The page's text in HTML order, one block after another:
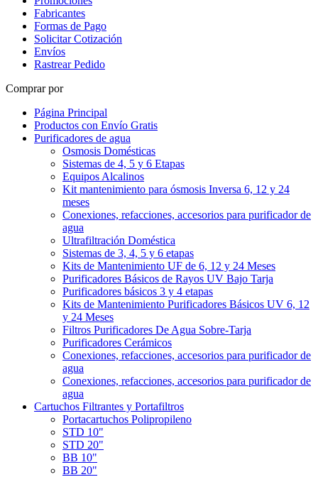
Fabricantes
Formas de Pago
Solicitar Cotización
Envíos
Rastrear Pedido
Comprar por
Página Principal
Productos con Envío Gratis
Purificadores de agua
Osmosis Domésticas
Sistemas de 4, 5 y 6 Etapas
Equipos Alcalinos
Kit mantenimiento para ósmosis Inversa 6, 12 y 24
meses
Conexiones, refacciones, accesorios para purificador de
agua
Ultrafiltración Doméstica
Sistemas de 3, 4, 5 y 6 etapas
Kits de Mantenimiento UF de 6, 12 y 24 Meses
Purificadores Básicos de Rayos UV Bajo Tarja
Purificadores básicos 3 y 4 etapas
Kits de Mantenimiento Purificadores Básicos UV 6, 12
y 24 Meses
Filtros Purificadores De Agua Sobre-Tarja
Purificadores Cerámicos
Conexiones, refacciones, accesorios para purificador de
agua
Conexiones, refacciones, accesorios para purificador de
agua
Cartuchos Filtrantes y Portafiltros
Portacartuchos Polipropileno
STD 10"
STD 20"
BB 10"
BB 20"